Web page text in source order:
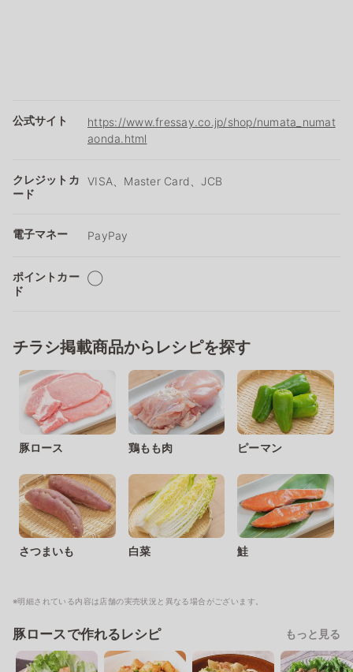
公式サイト
https://www.fressay.co.jp/shop/numata_numat
aonda.html
クレジットカ
ード
VISA、Master Card、JCB
電子マネー PayPay
ポイントカー
ド
◯
チラシ掲載商品からレシピを探す
豚ロース 鶏もも肉 ピーマン
さつまいも 白菜 鮭
※明細されている内容は店舗の実売状況と異なる場合がございます。
豚ロースで作れるレシピ もっと見る